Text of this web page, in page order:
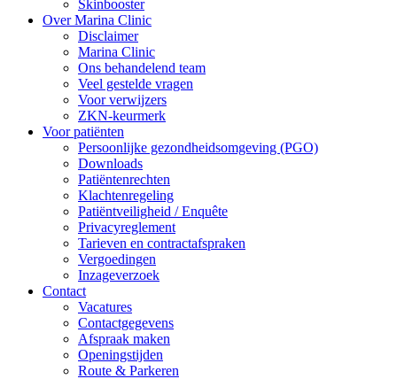
Skinbooster
Over Marina Clinic
Disclaimer
Marina Clinic
Ons behandelend team
Veel gestelde vragen
Voor verwijzers
ZKN-keurmerk
Voor patiënten
Persoonlijke gezondheidsomgeving (PGO)
Downloads
Patiëntenrechten
Klachtenregeling
Patiëntveiligheid / Enquête
Privacyreglement
Tarieven en contractafspraken
Vergoedingen
Inzageverzoek
Contact
Vacatures
Contactgegevens
Afspraak maken
Openingstijden
Route & Parkeren